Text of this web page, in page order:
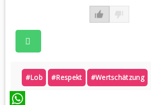
#lob #respekt #wertschätzung